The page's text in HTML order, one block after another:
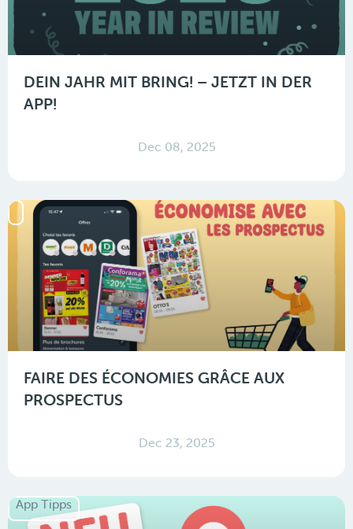
DEIN JAHR MIT BRING! – JETZT IN DER
APP!
Dec 08, 2025
FAIRE DES ÉCONOMIES GRÂCE AUX
PROSPECTUS
Dec 23, 2025
App Tipps